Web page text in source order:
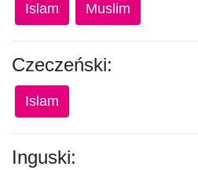
Islam Muslim
Czeczeński:
Islam
Inguski: